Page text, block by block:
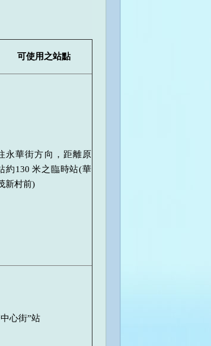
可使用之站點
永華街方向，距離原
約130 米之臨時站(華
新村前)
心街”站